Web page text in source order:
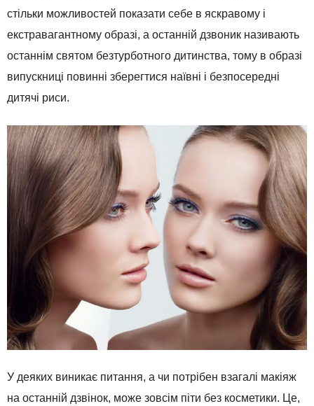
стільки можливостей показати себе в яскравому і
екстравагантному образі, а останній дзвоник називають
останнім святом безтурботного дитинства, тому в образі
випускниці повинні зберегтися наївні і безпосередні
дитячі риси.
У деяких виникає питання, а чи потрібен взагалі макіяж
на останній дзвінок, може зовсім піти без косметики. Це,